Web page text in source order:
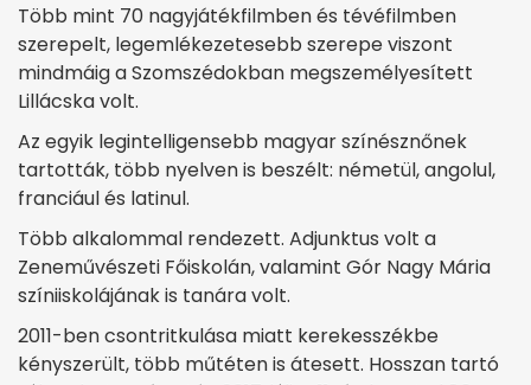
Több mint 70 nagyjátékfilmben és tévéfilmben
szerepelt, legemlékezetesebb szerepe viszont
mindmáig a Szomszédokban megszemélyesített
Lillácska volt.
Az egyik legintelligensebb magyar színésznőnek
tartották, több nyelven is beszélt: németül, angolul,
franciául és latinul.
Több alkalommal rendezett. Adjunktus volt a
Zeneművészeti Főiskolán, valamint Gór Nagy Mária
színiiskolájának is tanára volt.
2011-ben csontritkulása miatt kerekesszékbe
kényszerült, több műtéten is átesett. Hosszan tartó